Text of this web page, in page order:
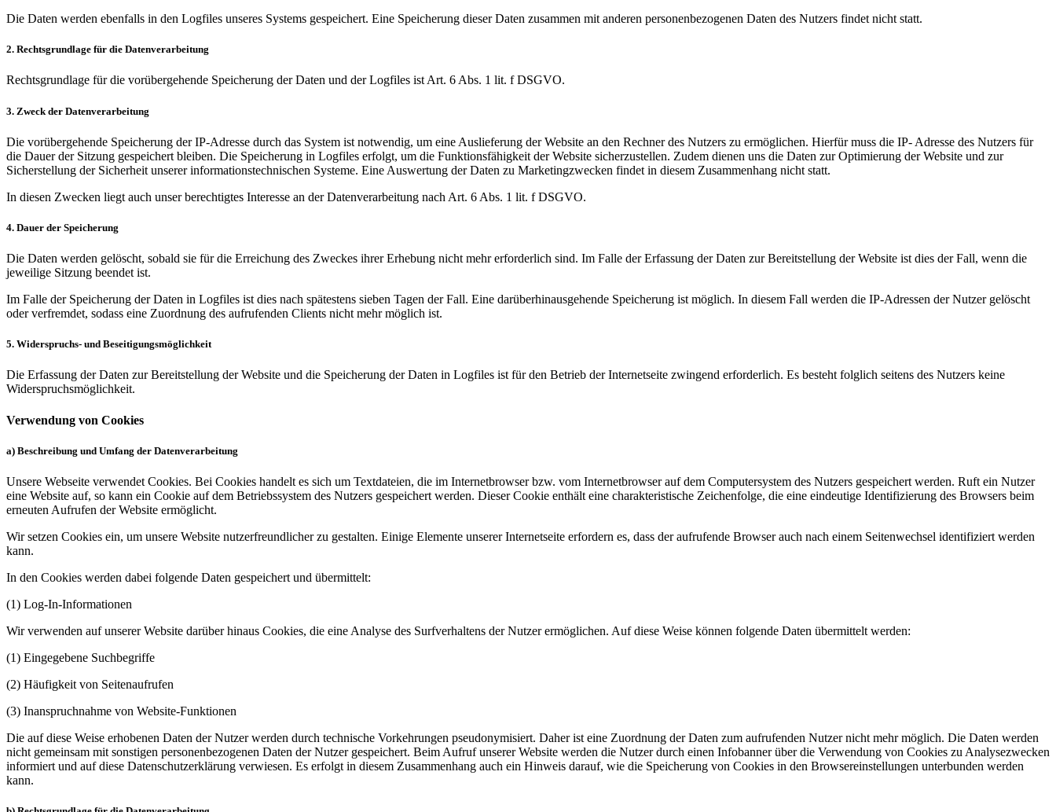
Die Daten werden ebenfalls in den Logfiles unseres Systems gespeichert. Eine Speicherung dieser Daten zusammen mit anderen personenbezogenen Daten des Nutzers findet nicht statt.
2. Rechtsgrundlage für die Datenverarbeitung
Rechtsgrundlage für die vorübergehende Speicherung der Daten und der Logfiles ist Art. 6 Abs. 1 lit. f DSGVO.
3. Zweck der Datenverarbeitung
Die vorübergehende Speicherung der IP-Adresse durch das System ist notwendig, um eine Auslieferung der Website an den Rechner des Nutzers zu ermöglichen. Hierfür muss die IP- Adresse des Nutzers für
die Dauer der Sitzung gespeichert bleiben. Die Speicherung in Logfiles erfolgt, um die Funktionsfähigkeit der Website sicherzustellen. Zudem dienen uns die Daten zur Optimierung der Website und zur
Sicherstellung der Sicherheit unserer informationstechnischen Systeme. Eine Auswertung der Daten zu Marketingzwecken findet in diesem Zusammenhang nicht statt.
In diesen Zwecken liegt auch unser berechtigtes Interesse an der Datenverarbeitung nach Art. 6 Abs. 1 lit. f DSGVO.
4. Dauer der Speicherung
Die Daten werden gelöscht, sobald sie für die Erreichung des Zweckes ihrer Erhebung nicht mehr erforderlich sind. Im Falle der Erfassung der Daten zur Bereitstellung der Website ist dies der Fall, wenn die
jeweilige Sitzung beendet ist.
Im Falle der Speicherung der Daten in Logfiles ist dies nach spätestens sieben Tagen der Fall. Eine darüberhinausgehende Speicherung ist möglich. In diesem Fall werden die IP-Adressen der Nutzer gelöscht
oder verfremdet, sodass eine Zuordnung des aufrufenden Clients nicht mehr möglich ist.
5. Widerspruchs- und Beseitigungsmöglichkeit
Die Erfassung der Daten zur Bereitstellung der Website und die Speicherung der Daten in Logfiles ist für den Betrieb der Internetseite zwingend erforderlich. Es besteht folglich seitens des Nutzers keine
Widerspruchsmöglichkeit.
Verwendung von Cookies
a) Beschreibung und Umfang der Datenverarbeitung
Unsere Webseite verwendet Cookies. Bei Cookies handelt es sich um Textdateien, die im Internetbrowser bzw. vom Internetbrowser auf dem Computersystem des Nutzers gespeichert werden. Ruft ein Nutzer
eine Website auf, so kann ein Cookie auf dem Betriebssystem des Nutzers gespeichert werden. Dieser Cookie enthält eine charakteristische Zeichenfolge, die eine eindeutige Identifizierung des Browsers beim
erneuten Aufrufen der Website ermöglicht.
Wir setzen Cookies ein, um unsere Website nutzerfreundlicher zu gestalten. Einige Elemente unserer Internetseite erfordern es, dass der aufrufende Browser auch nach einem Seitenwechsel identifiziert werden
kann.
In den Cookies werden dabei folgende Daten gespeichert und übermittelt:
(1) Log-In-Informationen
Wir verwenden auf unserer Website darüber hinaus Cookies, die eine Analyse des Surfverhaltens der Nutzer ermöglichen. Auf diese Weise können folgende Daten übermittelt werden:
(1) Eingegebene Suchbegriffe
(2) Häufigkeit von Seitenaufrufen
(3) Inanspruchnahme von Website-Funktionen
Die auf diese Weise erhobenen Daten der Nutzer werden durch technische Vorkehrungen pseudonymisiert. Daher ist eine Zuordnung der Daten zum aufrufenden Nutzer nicht mehr möglich. Die Daten werden
nicht gemeinsam mit sonstigen personenbezogenen Daten der Nutzer gespeichert. Beim Aufruf unserer Website werden die Nutzer durch einen Infobanner über die Verwendung von Cookies zu Analysezwecken
informiert und auf diese Datenschutzerklärung verwiesen. Es erfolgt in diesem Zusammenhang auch ein Hinweis darauf, wie die Speicherung von Cookies in den Browsereinstellungen unterbunden werden
kann.